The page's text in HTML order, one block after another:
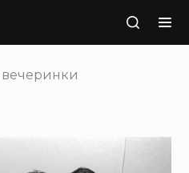
Поиск
вечеринки